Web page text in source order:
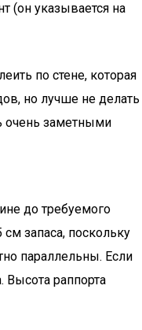
(он указывается на
по стене, которая
но лучше не делать
очень заметными
до требуемого
запаса, поскольку
параллельны. Если
Высота раппорта